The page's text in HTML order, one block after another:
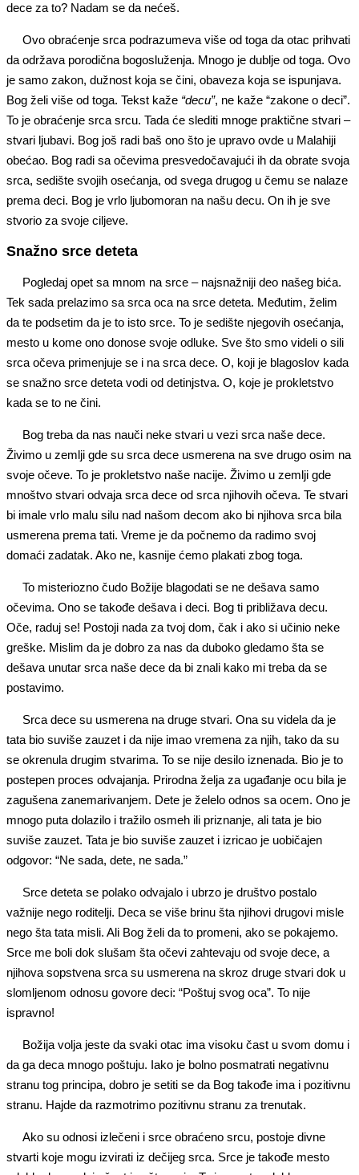
dece za to? Nadam se da nećeš.
Ovo obraćenje srca podrazumeva više od toga da otac prihvati
da održava porodična bogosluženja. Mnogo je dublje od toga. Ovo
je samo zakon, dužnost koja se čini, obaveza koja se ispunjava.
Bog želi više od toga. Tekst kaže “decu”, ne kaže “zakone o deci”.
To je obraćenje srca srcu. Tada će slediti mnoge praktične stvari –
stvari ljubavi. Bog još radi baš ono što je upravo ovde u Malahiji
obećao. Bog radi sa očevima presvedočavajući ih da obrate svoja
srca, sedište svojih osećanja, od svega drugog u čemu se nalaze
prema deci. Bog je vrlo ljubomoran na našu decu. On ih je sve
stvorio za svoje ciljeve.
Snažno srce deteta
Pogledaj opet sa mnom na srce – najsnažniji deo našeg bića.
Tek sada prelazimo sa srca oca na srce deteta. Međutim, želim
da te podsetim da je to isto srce. To je sedište njegovih osećanja,
mesto u kome ono donose svoje odluke. Sve što smo videli o sili
srca očeva primenjuje se i na srca dece. O, koji je blagoslov kada
se snažno srce deteta vodi od detinjstva. O, koje je prokletstvo
kada se to ne čini.
Bog treba da nas nauči neke stvari u vezi srca naše dece.
Živimo u zemlji gde su srca dece usmerena na sve drugo osim na
svoje očeve. To je prokletstvo naše nacije. Živimo u zemlji gde
mnoštvo stvari odvaja srca dece od srca njihovih očeva. Te stvari
bi imale vrlo malu silu nad našom decom ako bi njihova srca bila
usmerena prema tati. Vreme je da počnemo da radimo svoj
domaći zadatak. Ako ne, kasnije ćemo plakati zbog toga.
To misteriozno čudo Božije blagodati se ne dešava samo
očevima. Ono se takođe dešava i deci. Bog ti približava decu.
Oče, raduj se! Postoji nada za tvoj dom, čak i ako si učinio neke
greške. Mislim da je dobro za nas da duboko gledamo šta se
dešava unutar srca naše dece da bi znali kako mi treba da se
postavimo.
Srca dece su usmerena na druge stvari. Ona su videla da je
tata bio suviše zauzet i da nije imao vremena za njih, tako da su
se okrenula drugim stvarima. To se nije desilo iznenada. Bio je to
postepen proces odvajanja. Prirodna želja za ugađanje ocu bila je
zagušena zanemarivanjem. Dete je želelo odnos sa ocem. Ono je
mnogo puta dolazilo i tražilo osmeh ili priznanje, ali tata je bio
suviše zauzet. Tata je bio suviše zauzet i izricao je uobičajen
odgovor: “Ne sada, dete, ne sada.”
Srce deteta se polako odvajalo i ubrzo je društvo postalo
važnije nego roditelji. Deca se više brinu šta njihovi drugovi misle
nego šta tata misli. Ali Bog želi da to promeni, ako se pokajemo.
Srce me boli dok slušam šta očevi zahtevaju od svoje dece, a
njihova sopstvena srca su usmerena na skroz druge stvari dok u
slomljenom odnosu govore deci: “Poštuj svog oca”. To nije
ispravno!
Božija volja jeste da svaki otac ima visoku čast u svom domu i
da ga deca mnogo poštuju. Iako je bolno posmatrati negativnu
stranu tog principa, dobro je setiti se da Bog takođe ima i pozitivnu
stranu. Hajde da razmotrimo pozitivnu stranu za trenutak.
Ako su odnosi izlečeni i srce obraćeno srcu, postoje divne
stvarti koje mogu izvirati iz dečijeg srca. Srce je takođe mesto